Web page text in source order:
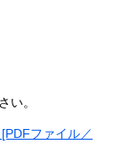
い。
ファイル／